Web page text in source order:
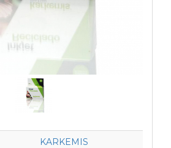
KARKEMIS